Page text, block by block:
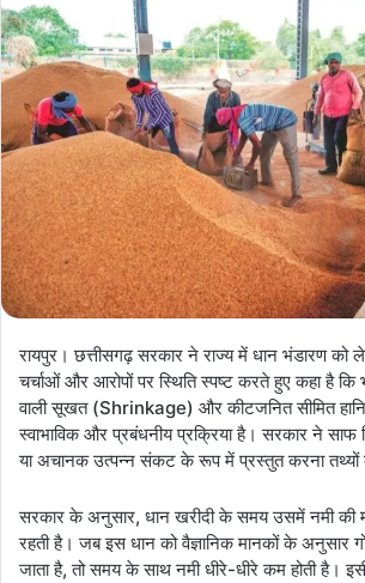
रायपुर। छत्तीसगढ़ सरकार ने राज्य में धान भंडारण को
चर्चाओं और आरोपों पर स्थिति स्पष्ट करते हुए कहा है कि
वाली सूखत (Shrinkage) और कीटजनित सीमित हानि
स्वाभाविक और प्रबंधनीय प्रक्रिया है। सरकार ने साफ
या अचानक उत्पन्न संकट के रूप में प्रस्तुत करना
सरकार के अनुसार, धान खरीदी के समय उसमें नमी की
रहती है। जब इस धान को वैज्ञानिक मानकों के अनुसार
जाता है, तो समय के साथ नमी धीरे-धीरे कम होती है।